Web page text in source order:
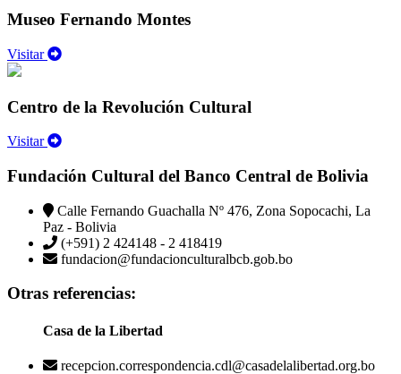
Museo Fernando Montes
Visitar
Centro de la Revolución Cultural
Visitar
Fundación Cultural del Banco Central de Bolivia
Calle Fernando Guachalla Nº 476, Zona Sopocachi, La
Paz - Bolivia
(+591) 2 424148 - 2 418419
fundacion@fundacionculturalbcb.gob.bo
Otras referencias:
Casa de la Libertad
recepcion.correspondencia.cdl@casadelalibertad.org.bo